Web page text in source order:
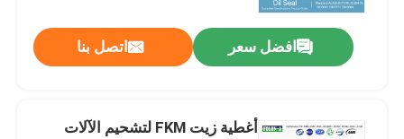
افضل سعر اتصل بنا
أغطية زيت FKM لتشحيم الآلات